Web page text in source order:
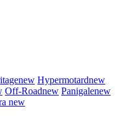
new Hypermotardnew
Off-Roadnew Panigalenew
new